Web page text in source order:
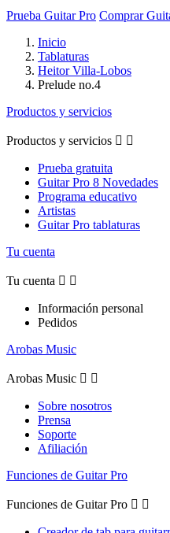
Prueba Guitar Pro Comprar
Inicio
Tablaturas
Heitor Villa-Lobos
Prelude no.4
Productos y servicios
Productos y servicios  
Prueba gratuita
Guitar Pro 8 Novedades
Programa educativo
Artistas
Guitar Pro tablaturas
Tu cuenta
Tu cuenta  
Información personal
Pedidos
Arobas Music
Arobas Music  
Sobre nosotros
Prensa
Soporte
Afiliación
Funciones de Guitar Pro
Funciones de Guitar Pro  